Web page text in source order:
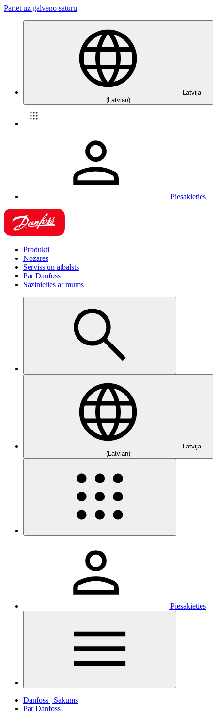
Pāriet uz galveno saturu
Latvija
(Latvian)
Piesakieties
Produkti
Nozares
Serviss un atbalsts
Par Danfoss
Sazinieties ar mums
Latvija
(Latvian)
Piesakieties
Danfoss | Sākums
Par Danfoss